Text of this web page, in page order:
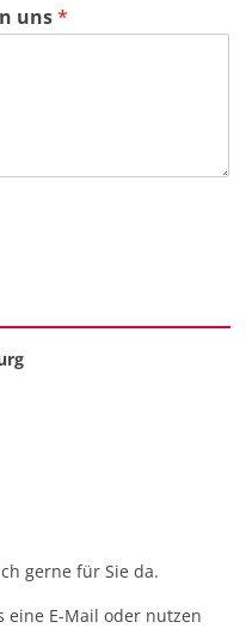
uns*
gerne für Sie da.
eine E-Mail oder nutzen